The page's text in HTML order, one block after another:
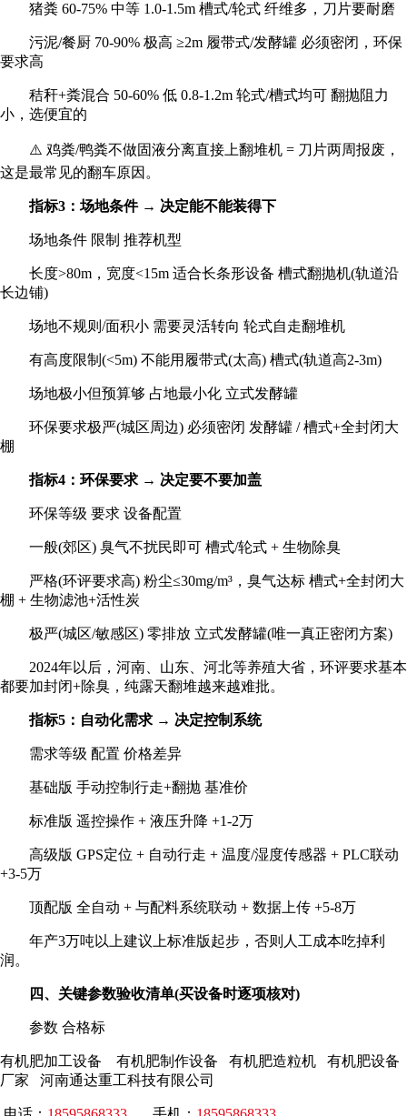
猪粪 60-75% 中等 1.0-1.5m 槽式/轮式 纤维多，刀片要耐磨
污泥/餐厨 70-90% 极高 ≥2m 履带式/发酵罐 必须密闭，环保
要求高
秸秆+粪混合 50-60% 低 0.8-1.2m 轮式/槽式均可 翻抛阻力
小，选便宜的
⚠️ 鸡粪/鸭粪不做固液分离直接上翻堆机 = 刀片两周报废，
这是最常见的翻车原因。
指标3：场地条件 → 决定能不能装得下
场地条件 限制 推荐机型
长度>80m，宽度<15m 适合长条形设备 槽式翻抛机(轨道沿
长边铺)
场地不规则/面积小 需要灵活转向 轮式自走翻堆机
有高度限制(<5m) 不能用履带式(太高) 槽式(轨道高2-3m)
场地极小但预算够 占地最小化 立式发酵罐
环保要求极严(城区周边) 必须密闭 发酵罐 / 槽式+全封闭大
棚
指标4：环保要求 → 决定要不要加盖
环保等级 要求 设备配置
一般(郊区) 臭气不扰民即可 槽式/轮式 + 生物除臭
严格(环评要求高) 粉尘≤30mg/m³，臭气达标 槽式+全封闭大
棚 + 生物滤池+活性炭
极严(城区/敏感区) 零排放 立式发酵罐(唯一真正密闭方案)
2024年以后，河南、山东、河北等养殖大省，环评要求基本
都要加封闭+除臭，纯露天翻堆越来越难批。
指标5：自动化需求 → 决定控制系统
需求等级 配置 价格差异
基础版 手动控制行走+翻抛 基准价
标准版 遥控操作 + 液压升降 +1-2万
高级版 GPS定位 + 自动行走 + 温度/湿度传感器 + PLC联动
+3-5万
顶配版 全自动 + 与配料系统联动 + 数据上传 +5-8万
年产3万吨以上建议上标准版起步，否则人工成本吃掉利
润。
四、关键参数验收清单(买设备时逐项核对)
参数 合格标
有机肥加工设备 有机肥制作设备 有机肥造粒机 有机肥设备
厂家 河南通达重工科技有限公司